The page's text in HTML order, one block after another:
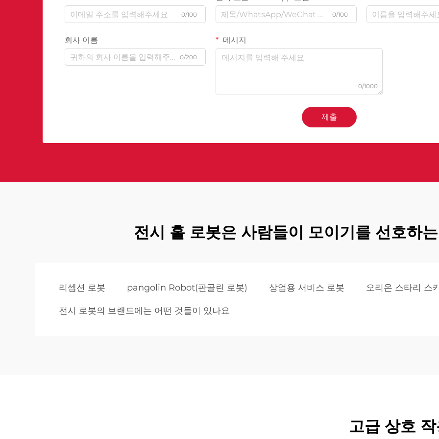
0/100 0/100
회사 이름
0/200
메시지
0/1000
제출
전시 홀 로봇은 사람들이 모이기를 선호하
리셉션 로봇 pangolin Robot(판골린 로봇) 상업용 서비스 로봇 오리온 스타리 스
전시 로봇의 브랜드에는 어떤 것들이 있나요
고급 상호